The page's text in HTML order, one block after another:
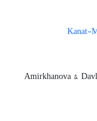
Kanat-
Amirkhanova &